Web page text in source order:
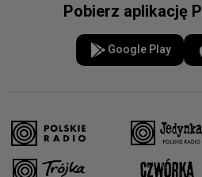
Pobierz aplikację
Google Play